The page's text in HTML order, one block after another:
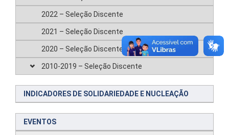
2022 – Seleção Discente
2021 – Seleção Discente
2020 – Seleção Discente
2010-2019 – Seleção Discente
INDICADORES DE SOLIDARIEDADE E NUCLEAÇÃO
EVENTOS